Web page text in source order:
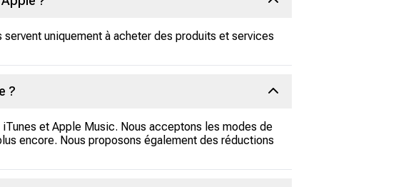
uniquement à acheter des produits et services
?
et Apple Music. Nous acceptons les modes de
encore. Nous proposons également des réductions